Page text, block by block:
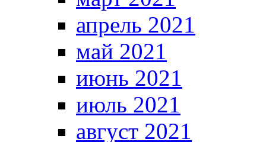
апрель 2021
май 2021
июнь 2021
июль 2021
август 2021